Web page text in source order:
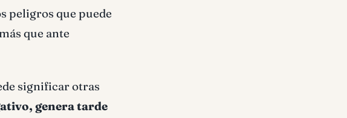
peligros que puede
que ante
significar otras
genera tarde